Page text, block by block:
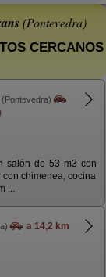
(Pontevedra)
CERCANOS
(Pontevedra)
salón de 53 m3 con
chimenea, cocina
...
a 14,2 km